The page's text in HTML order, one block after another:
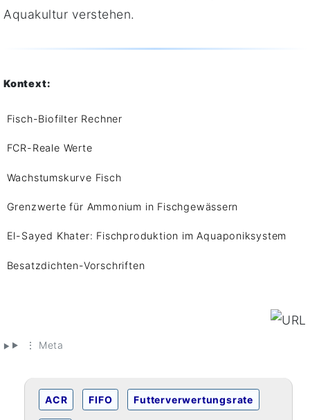
Aquakultur verstehen.
Kontext:
Fisch-Biofilter Rechner
FCR-Reale Werte
Wachstumskurve Fisch
Grenzwerte für Ammonium in Fischgewässern
El-Sayed Khater: Fischproduktion im Aquaponiksystem
Besatzdichten-Vorschriften
⋮ Meta
ACR FIFO Futterverwertungsrate